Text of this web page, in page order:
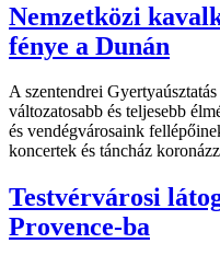
Nemzetközi
fénye a Dunán
A szentendrei
változatosabb és teljesebb
és vendégvárosaink
koncertek és táncház
Testvérvárosi
Provence-ba